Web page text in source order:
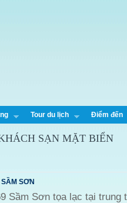
Tour du lịch Điểm đến
SẠN MẶT BIỂN
SƠN
Sầm Sơn tọa lạc tại trung